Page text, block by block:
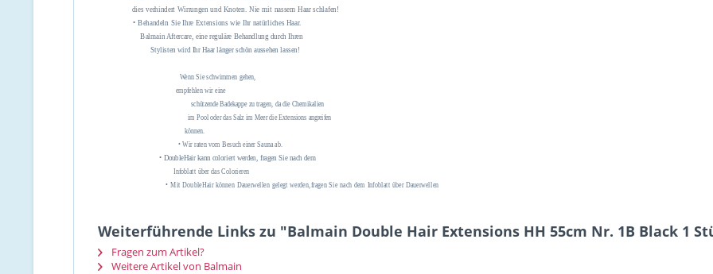
dies verhindert Wirrungen und Knoten. Nie mit nassem Haar schlafen!
• Behandeln Sie Ihre Extensions wie Ihr natürliches Haar.
Balmain Aftercare, eine reguläre Behandlung durch Ihren
Stylisten wird Ihr Haar länger schön aussehen lassen!
Wenn Sie schwimmen gehen,
empfehlen wir eine
schützende Badekappe zu tragen, da die Chemikalien
im Pool oder das Salz im Meer die Extensions angreifen
können.
• Wir raten vom Besuch einer Sauna ab.
• DoubleHair kann coloriert werden, fragen Sie nach dem
Infoblatt über das Colorieren
• Mit DoubleHair können Dauerwellen gelegt werden,fragen Sie nach dem Infoblatt über Dauerwellen
Weiterführende Links zu "Balmain Double Hair Extensions HH 55cm Nr. 1B Black 1
Fragen zum Artikel?
Weitere Artikel von Balmain